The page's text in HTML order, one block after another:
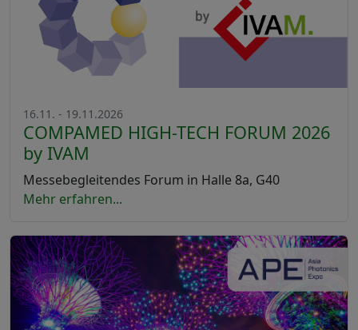
16.11. - 19.11.2026
COMPAMED HIGH-TECH FORUM 2026
by IVAM
Messebegleitendes Forum in Halle 8a, G40
Mehr erfahren...